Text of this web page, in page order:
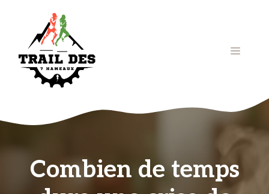
contenu
Menu
Combien de temps